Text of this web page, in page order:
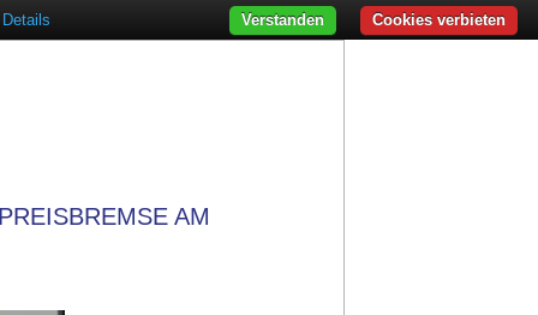
AM
Details Cookies verbieten
Verstanden